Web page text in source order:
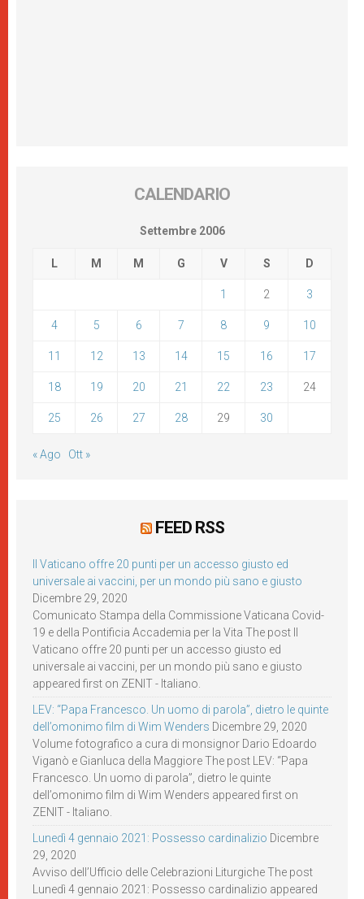
CALENDARIO
Settembre 2006
L M M G V S D
1 2 3
4 5 6 7 8 9 10
11 12 13 14 15 16 17
18 19 20 21 22 23 24
25 26 27 28 29 30
« Ago Ott »
FEED RSS
Il Vaticano offre 20 punti per un accesso giusto ed
universale ai vaccini, per un mondo più sano e giusto
Dicembre 29, 2020
Comunicato Stampa della Commissione Vaticana Covid-
19 e della Pontificia Accademia per la Vita The post Il
Vaticano offre 20 punti per un accesso giusto ed
universale ai vaccini, per un mondo più sano e giusto
appeared first on ZENIT - Italiano.
LEV: “Papa Francesco. Un uomo di parola”, dietro le quinte
dell’omonimo film di Wim Wenders Dicembre 29, 2020
Volume fotografico a cura di monsignor Dario Edoardo
Viganò e Gianluca della Maggiore The post LEV: “Papa
Francesco. Un uomo di parola”, dietro le quinte
dell’omonimo film di Wim Wenders appeared first on
ZENIT - Italiano.
Lunedì 4 gennaio 2021: Possesso cardinalizio Dicembre
29, 2020
Avviso dell’Ufficio delle Celebrazioni Liturgiche The post
Lunedì 4 gennaio 2021: Possesso cardinalizio appeared